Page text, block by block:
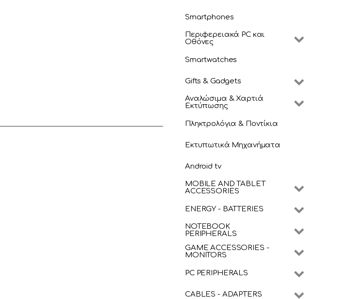
Smartphones
Περιφερειακά PC και
Οθόνες
Smartwatches
Gifts & Gadgets
Αναλώσιμα & Χαρτιά
Εκτύπωσης
Πληκτρολόγια & Ποντίκια
Εκτυπωτικά Μηχανήματα
Android tv
MOBILE AND TABLET
ACCESSORIES
ENERGY - BATTERIES
NOTEBOOK
PERIPHERALS
GAME ACCESSORIES -
MONITORS
PC PERIPHERALS
CABLES - ADAPTERS